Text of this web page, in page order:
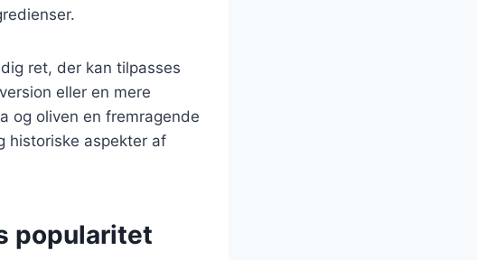
ret, der kan tilpasses
eller en mere
og oliven en fremragende
historiske aspekter af
popularitet